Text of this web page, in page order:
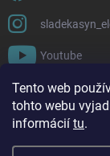
Tento web
tohto webu
informácií tu.
Youtube
FACEBOOK